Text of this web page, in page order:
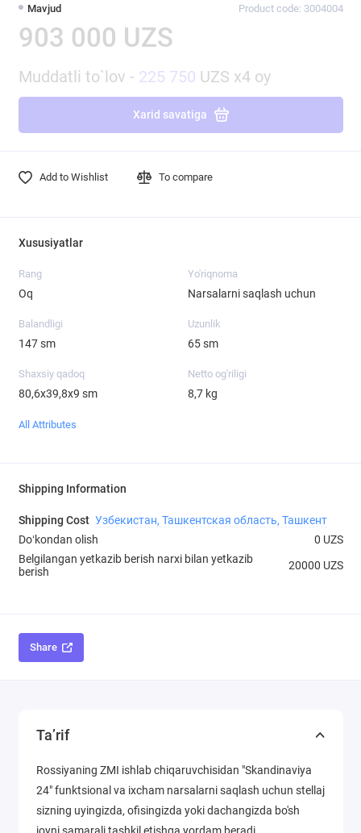
Mavjud Product code: 3004004
903 000 UZS
Muddatli to`lov - 225 750 UZS x4 oy
Xarid savatiga
Add to Wishlist To compare
Xususiyatlar
Rang
Oq
Yo'riqnoma
Narsalarni saqlash uchun
Balandligi
147 sm
Uzunlik
65 sm
Shaxsiy qadoq
80,6х39,8х9 sm
Netto og'riligi
8,7 kg
All Attributes
Shipping Information
Shipping Cost Узбекистан, Ташкентская область, Ташкент
Doʻkondan olish
0 UZS
Belgilangan yetkazib berish narxi bilan yetkazib
berish
20000 UZS
Share
Ta’rif
Rossiyaning ZMI ishlab chiqaruvchisidan "Skandinaviya
24" funktsional va ixcham narsalarni saqlash uchun stellaj
sizning uyingizda, ofisingizda yoki dachangizda bo'sh